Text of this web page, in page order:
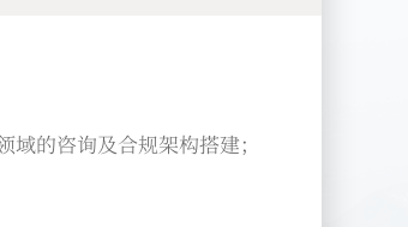
的咨询及合规架构搭建；